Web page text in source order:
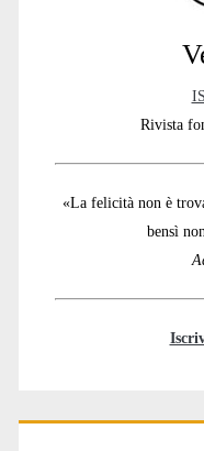
Rivista
«La felicità non è
bensì